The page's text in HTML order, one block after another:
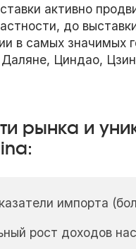
активно
до
в самых значимых
Циндао,
рынка и
импорта
рост доходов